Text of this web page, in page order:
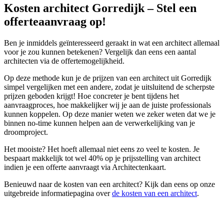
Kosten architect Gorredijk – Stel een
offerteaanvraag op!
Ben je inmiddels geïnteresseerd geraakt in wat een architect allemaal
voor je zou kunnen betekenen? Vergelijk dan eens een aantal
architecten via de offertemogelijkheid.
Op deze methode kun je de prijzen van een architect uit Gorredijk
simpel vergelijken met een andere, zodat je uitsluitend de scherpste
prijzen geboden krijgt! Hoe concreter je bent tijdens het
aanvraagproces, hoe makkelijker wij je aan de juiste professionals
kunnen koppelen. Op deze manier weten we zeker weten dat we je
binnen no-time kunnen helpen aan de verwerkelijking van je
droomproject.
Het mooiste? Het hoeft allemaal niet eens zo veel te kosten. Je
bespaart makkelijk tot wel 40% op je prijsstelling van architect
indien je een offerte aanvraagt via Architectenkaart.
Benieuwd naar de kosten van een architect? Kijk dan eens op onze
uitgebreide informatiepagina overde kosten van een architect.